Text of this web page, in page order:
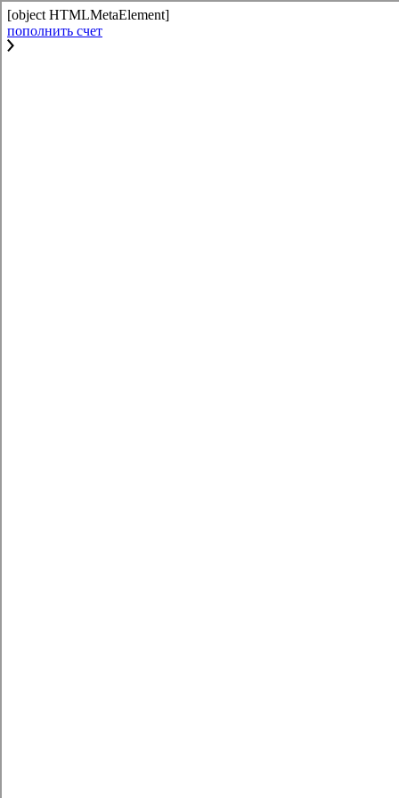
[object HTMLMetaElement]
пополнить счет